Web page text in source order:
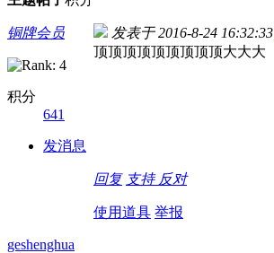
铜牌会员
积分
641
发消息
发表于 2016-8-24 16:32:33
顶顶顶顶顶顶顶顶顶大大大
回复 支持 反对
使用道具 举报
geshenghua